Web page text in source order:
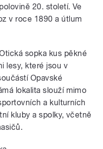
20. století. Ve
v roce 1890 a útlum
sopka kus pěkné
lesy, které jsou v
Opavské
lokalita slouží mimo
a kulturních
kluby a spolky, včetně